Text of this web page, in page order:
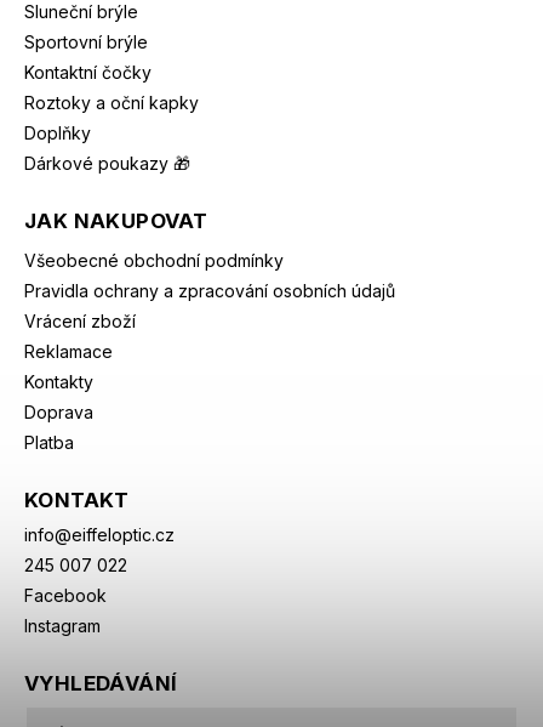
Sluneční brýle
Sportovní brýle
Kontaktní čočky
Roztoky a oční kapky
Doplňky
Dárkové poukazy 🎁
JAK NAKUPOVAT
Všeobecné obchodní podmínky
Pravidla ochrany a zpracování osobních údajů
Vrácení zboží
Reklamace
Kontakty
Doprava
Platba
KONTAKT
info@eiffeloptic.cz
245 007 022
Facebook
Instagram
VYHLEDÁVÁNÍ